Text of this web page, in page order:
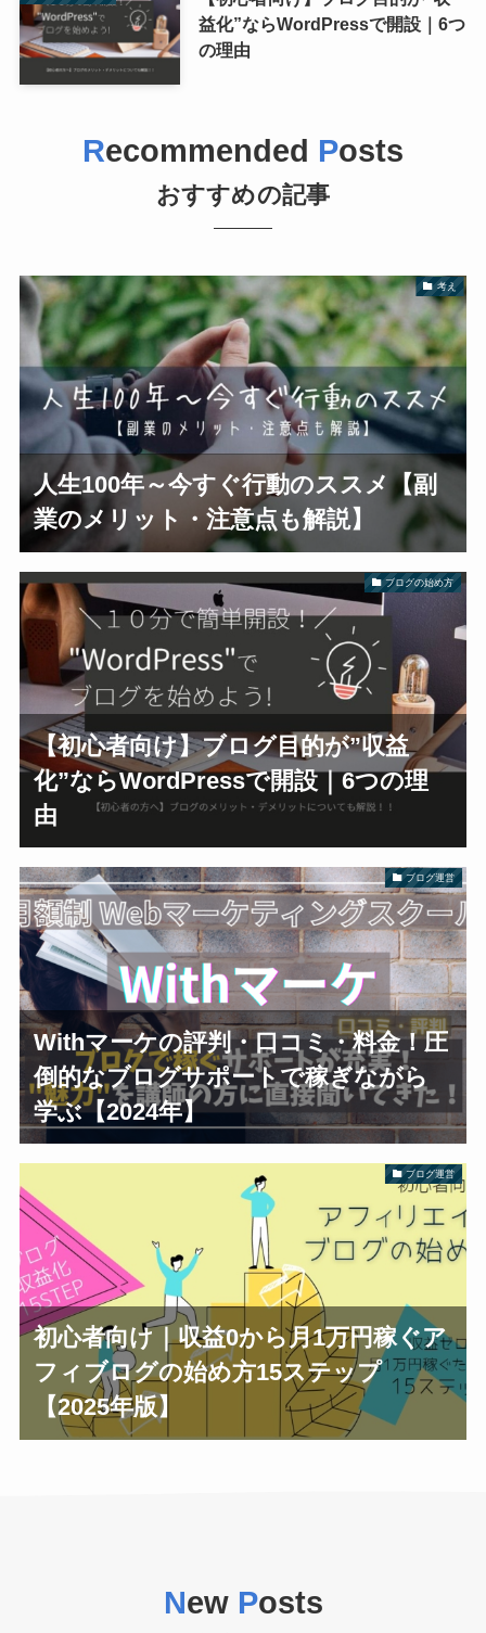
益化”ならWordPressで開設｜6つ
の理由
Recommended Posts
おすすめの記事
考え
人生100年～今すぐ行動のススメ【副
業のメリット・注意点も解説】
ブログの始め方
【初心者向け】ブログ目的が”収益
化”ならWordPressで開設｜6つの理
由
ブログ運営
Withマーケの評判・口コミ・料金！圧
倒的なブログサポートで稼ぎながら
学ぶ【2024年】
ブログ運営
初心者向け｜収益0から月1万円稼ぐア
フィブログの始め方15ステップ
【2025年版】
New Posts